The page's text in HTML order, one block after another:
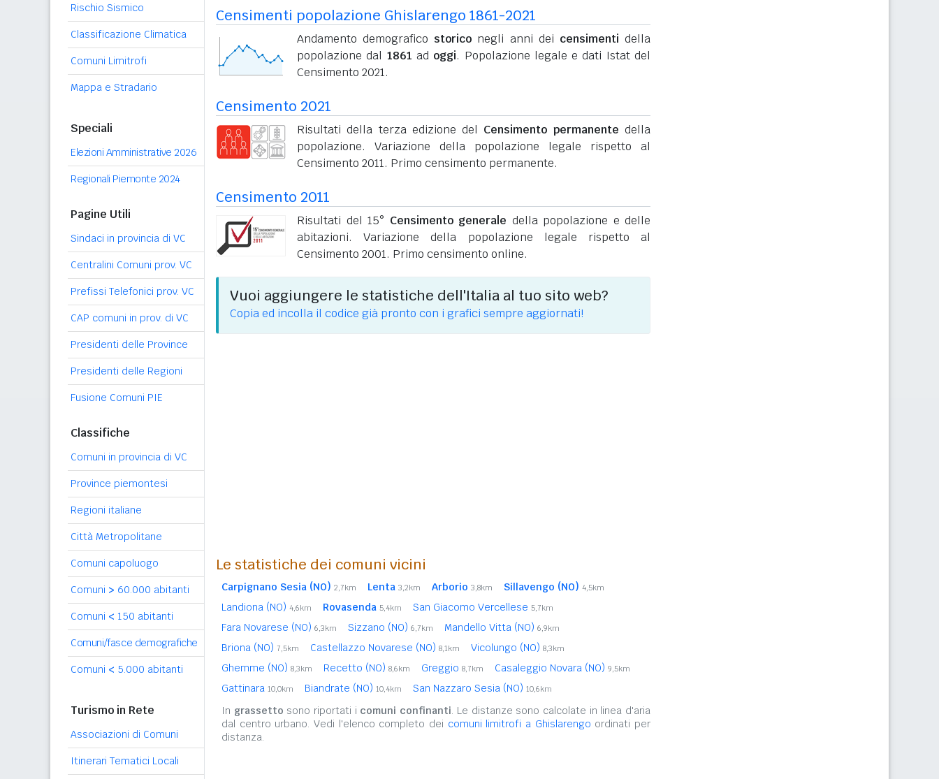
Rischio Sismico
Classificazione Climatica
Comuni Limitrofi
Mappa e Stradario
Speciali
Elezioni Amministrative 2026
Regionali Piemonte 2024
Pagine Utili
Sindaci in provincia di VC
Centralini Comuni prov. VC
Prefissi Telefonici prov. VC
CAP comuni in prov. di VC
Presidenti delle Province
Presidenti delle Regioni
Fusione Comuni PIE
Classifiche
Comuni in provincia di VC
Province piemontesi
Regioni italiane
Città Metropolitane
Comuni capoluogo
Comuni > 60.000 abitanti
Comuni < 150 abitanti
Comuni/fasce demografiche
Comuni < 5.000 abitanti
Turismo in Rete
Associazioni di Comuni
Itinerari Tematici Locali
Censimenti popolazione Ghislarengo 1861-2021
Andamento demografico storico negli anni dei censimenti della
popolazione dal 1861 ad oggi. Popolazione legale e dati Istat del
Censimento 2021.
Censimento 2021
Risultati della terza edizione del Censimento permanente della
popolazione. Variazione della popolazione legale rispetto al
Censimento 2011. Primo censimento permanente.
Censimento 2011
Risultati del 15° Censimento generale della popolazione e delle
abitazioni. Variazione della popolazione legale rispetto al
Censimento 2001. Primo censimento online.
Vuoi aggiungere le statistiche dell'Italia al tuo sito web?
Copia ed incolla il codice già pronto con i grafici sempre aggiornati!
Le statistiche dei comuni vicini
Carpignano Sesia (NO) 2,7km Lenta 3,2km Arborio 3,8km Sillavengo (NO) 4,5km
Landiona (NO) 4,6km Rovasenda 5,4km San Giacomo Vercellese 5,7km
Fara Novarese (NO) 6,3km Sizzano (NO) 6,7km Mandello Vitta (NO) 6,9km
Briona (NO) 7,5km Castellazzo Novarese (NO) 8,1km Vicolungo (NO) 8,3km
Ghemme (NO) 8,3km Recetto (NO) 8,6km Greggio 8,7km Casaleggio Novara (NO) 9,5km
Gattinara 10,0km Biandrate (NO) 10,4km San Nazzaro Sesia (NO) 10,6km
In grassetto sono riportati i comuni confinanti. Le distanze sono calcolate in linea d'aria
dal centro urbano. Vedi l'elenco completo dei comuni limitrofi a Ghislarengo ordinati per
distanza.